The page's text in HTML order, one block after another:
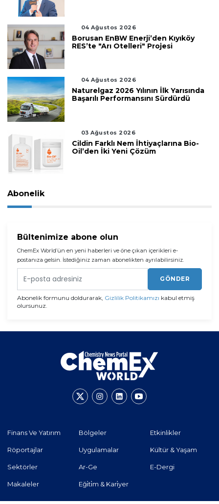
04 Ağustos 2026
Borusan EnBW Enerji’den Kıyıköy
RES’te "Arı Otelleri" Projesi
04 Ağustos 2026
Naturelgaz 2026 Yılının İlk Yarısında
Başarılı Performansını Sürdürdü
03 Ağustos 2026
Cildin Farklı Nem İhtiyaçlarına Bio-
Oil’den İki Yeni Çözüm
Abonelik
Bültenimize abone olun
ChemEx World’ün en yeni haberleri ve öne çıkan içerikleri e-
postanıza gelsin. İstediğiniz zaman abonelikten ayrılabilirsiniz.
GÖNDER
Abonelik formunu doldurarak, Gizlilik Politikamızı kabul etmiş
olursunuz.
Finans Ve Yatırım
Röportajlar
Sektörler
Makaleler
Bölgeler
Uygulamalar
Ar-Ge
Eği̇ti̇m & Kari̇yer
Etkinlikler
Kültür & Yaşam
E-Dergi